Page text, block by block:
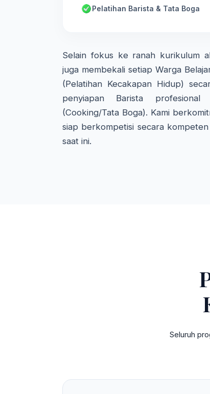
Pelatihan Barista & Tata Boga
Selain fokus ke ranah kurikulum
juga membekali setiap Warga
(Pelatihan Kecakapan Hidup)
penyiapan Barista
(Cooking/Tata Boga). Kami
siap berkompetisi secara
saat ini.
Seluruh